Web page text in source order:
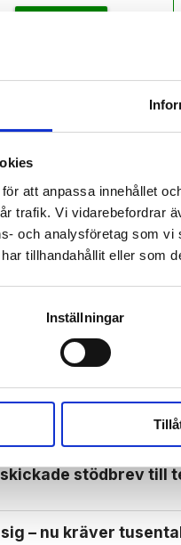
att anpassa innehållet
trafik. Vi vidarebefordrar
och analysföretag som
tillhandahållit eller som
Inställningar
Logga in
Mina Sidor
– klättrar
stödbrev till
– nu kräver